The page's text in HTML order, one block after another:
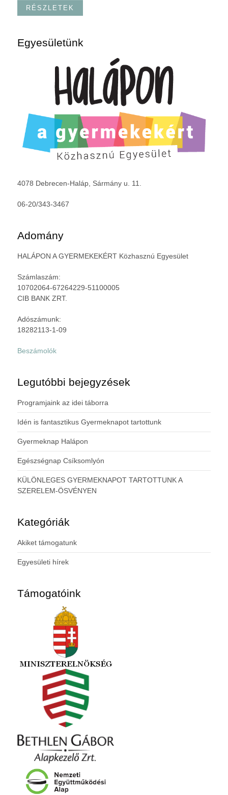
RÉSZLETEK
Egyesületünk
4078 Debrecen-Haláp, Sármány u. 11.
06-20/343-3467
Adomány
HALÁPON A GYERMEKEKÉRT Közhasznú Egyesület
Számlaszám:
10702064-67264229-51100005
CIB BANK ZRT.
Adószámunk:
18282113-1-09
Beszámolók
Legutóbbi bejegyzések
Programjaink az idei táborra
Idén is fantasztikus Gyermeknapot tartottunk
Gyermeknap Halápon
Egészségnap Csíksomlyón
KÜLÖNLEGES GYERMEKNAPOT TARTOTTUNK A
SZERELEM-ÖSVÉNYEN
Kategóriák
Akiket támogatunk
Egyesületi hírek
Támogatóink